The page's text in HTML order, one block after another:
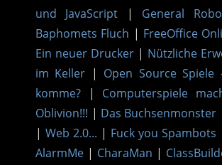
und JavaScript | General
Baphomets Fluch | FreeOffice
Ein neuer Drucker | Nützliche
im Keller | Open Source
komme? | Computerspiele
Oblivion!!! | Das Buchsenmonster
| Web 2.0... | Fuck you Spambots
AlarmMe | CharaMan |